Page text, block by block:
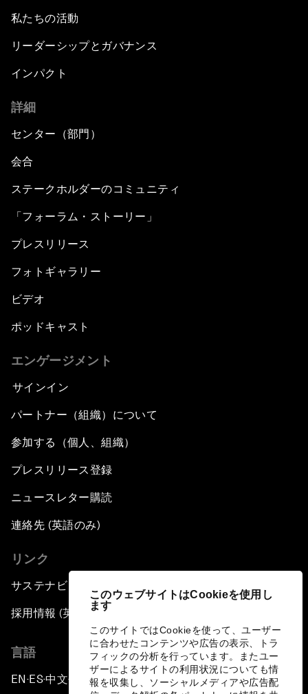
このウェブサイトはCookieを使用し
ます
このサイトではCookieを使って、ユーザー
に合わせたコンテンツや広告の表示、トラ
フィックの分析を行っています。またユー
ザーによるサイトの利用状況についても情
報を収集し、ソーシャルメディアや広告配
私たちの活動
リーダーシップとガバナンス
インパクト
詳細
センター（部門）
会合
ステークホルダーのコミュニティ
「フォーラム・ストーリー」
プレスリリース
フォトギャラリー
ビデオ
ポッドキャスト
エンゲージメント
サインイン
パートナー（組織）について
参加する（個人、組織）
プレスリリース登録
ニュースレター購読
連絡先 (英語のみ)
リンク
サステナビリティへの取り組み
採用情報 (英語のみ)
言語
EN ▪ES▪中文▪ 日本語